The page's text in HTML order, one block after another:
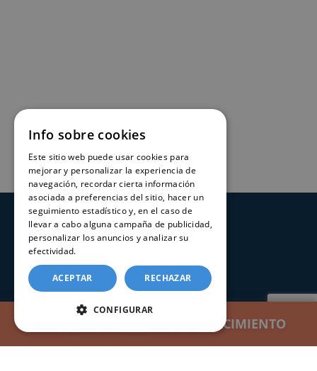
SOLICITAR CERTIFICADO DE NACIMIENTO
SERVICIOS
Nuestro servicio
Consultar estado de un trámite
Info sobre cookies
Este sitio web puede usar cookies para
mejorar y personalizar la experiencia de
navegación, recordar cierta información
asociada a preferencias del sitio, hacer un
seguimiento estadístico y, en el caso de
llevar a cabo alguna campaña de publicidad,
personalizar los anuncios y analizar su
efectividad.
ACEPTAR RECHAZAR
CONFIGURAR